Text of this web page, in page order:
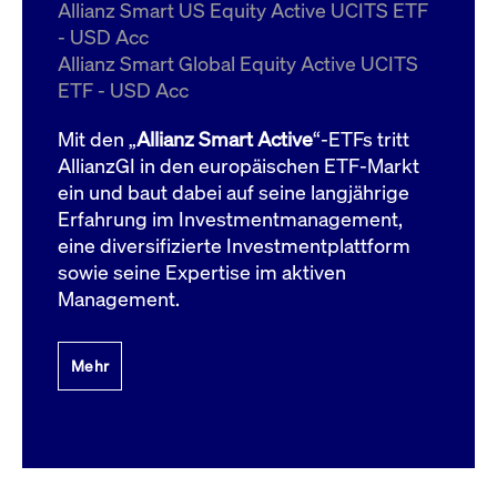
Allianz Smart US Equity Active UCITS ETF
- USD Acc
Allianz Smart Global Equity Active UCITS
ETF - USD Acc
Mit den „Allianz Smart Active“-ETFs tritt
AllianzGI in den europäischen ETF-Markt
ein und baut dabei auf seine langjährige
Erfahrung im Investmentmanagement,
eine diversifizierte Investmentplattform
sowie seine Expertise im aktiven
Management.
Mehr
ApplicationGatewayAffinityCORS
boerse.com
Domain
bis